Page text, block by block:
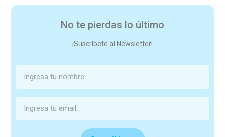
No te pierdas lo último
¡Suscríbete al Newsletter!